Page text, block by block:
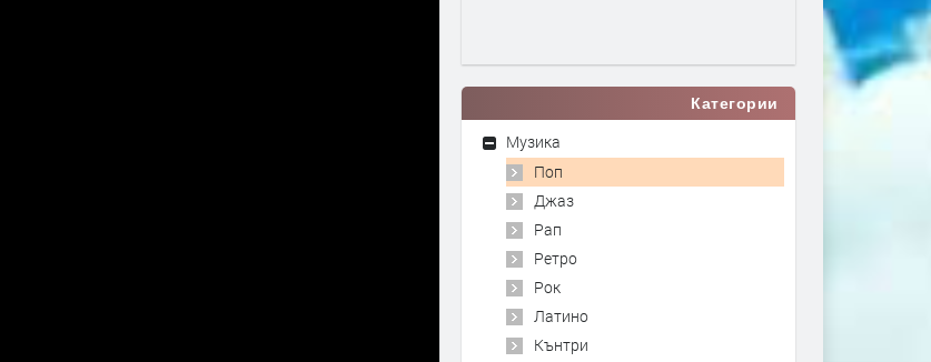
Категории
Музика
Поп
Джаз
Рап
Ретро
Рок
Латино
Кънтри